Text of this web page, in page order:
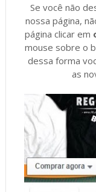
Se você não
nossa página,
página clicar em
mouse sobre o
dessa forma
as